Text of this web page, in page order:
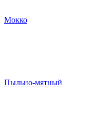
Мокко
Пыльно-мятный